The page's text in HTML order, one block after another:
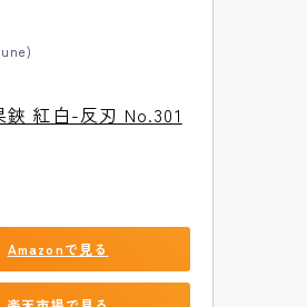
鋏 紅白-反刃 No.301
Amazonで見る